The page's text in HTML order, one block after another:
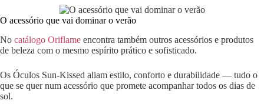
O acessório que vai dominar o verão
No catálogo Oriflame encontra também outros acessórios e produtos
de beleza com o mesmo espírito prático e sofisticado.
Os Óculos Sun-Kissed aliam estilo, conforto e durabilidade — tudo o
que se quer num acessório que promete acompanhar todos os dias de
sol.